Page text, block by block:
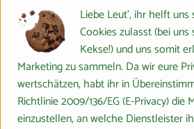
Kochkisten 👩‍🍳
Alles, was du für eine
brauchst, mit nur
bestellen!
Liebe Leut', ihr helft uns
Cookies zulasst (bei
Kekse!) und uns somit
Marketing zu sammeln. Da wir eure
wertschätzen, habt ihr in
Richtlinie 2009/136/EG (E-Privacy) die
einzustellen, an welche Dienstleister